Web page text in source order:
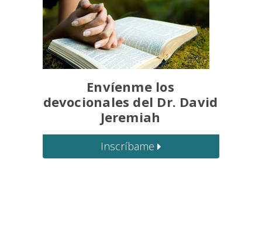
Envíenme los
devocionales del Dr. David
Jeremiah
Inscríbame